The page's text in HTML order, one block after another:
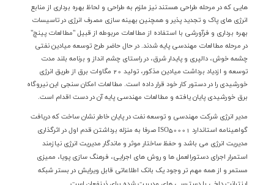
هایی که در مرحله طراحی هستند نیز ملزم به طراحی و لحاظ بهره برداری از منابع
انرژی های پاک و تجدید پذیر و همچنین بهینه سازی مصرف انرژی در تاسیسات
بهره برداری و فرآورشی با استفاده از مطالعات مربوطه از قبیل "مطالعات پینچ"
در مرحله مطالعات مهندسی پایه شدند. در حال حاضر طرح توسعه میادین نفتی
چشمه خوش، دالپری و پایدار شرق، در راستای چشم انداز و برنامه بلند مدت
توسعه و ازدیاد برداشت میادین مذکور، تولید 20 مگاوات برق از طریق انرژی
خورشیدی را در دستور کار خود قرار داده است. مطالعات امکان سنجی این نیروگاه
برق خورشیدی پایان یافته و مطالعات مهندسی پایه آن در دست اقدام است.
مدير انرژی شركت مهندسي و توسعه نفت در پايان خاطر نشان ساخت كه دريافت
گواهينامه استاندارد ISO50001صرفا به منزله برداشتن قدم اول در اثرگذاري
مديريت انرژي مي باشد و حفظ ساختار موثر و ماندگار مديريت انرژي نيازمند
استمرار اجراي دستورالعمل ها و روش های اجرایی، فرهنگ سازی پویا، ممیزی
مستمر و از همه مهم تر وجود یک بانک اطلاعاتی قابل ویرایش در بستر شبکه